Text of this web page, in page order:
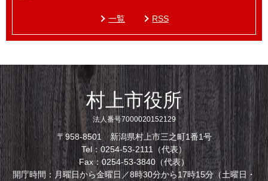
一覧 RSS
村上市役所
法人番号7000020152129
〒958-8501 新潟県村上市三之町1番1号
Tel：0254-53-2111（代表）
Fax：0254-53-3840（代表）
開庁時間：月曜日から金曜日／8時30分から17時15分（土曜日・